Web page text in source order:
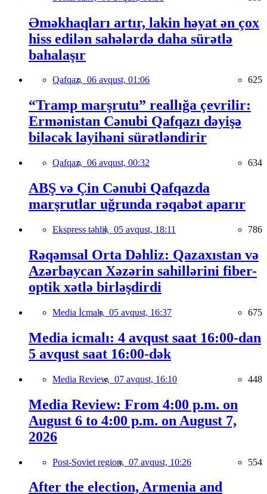
Əməkhaqları artır, lakin həyat ən çox
hiss edilən sahələrdə daha sürətlə
bahalaşır
Qafqaz, 06 avqust, 01:06 625
“Tramp marşrutu” reallığa çevrilir:
Ermənistan Cənubi Qafqazı dəyişə
biləcək layihəni sürətləndirir
Qafqaz, 06 avqust, 00:32 634
ABŞ və Çin Cənubi Qafqazda
marşrutlar uğrunda rəqabət aparır
Ekspress təhlil, 05 avqust, 18:11 786
Rəqəmsal Orta Dəhliz: Qazaxıstan və
Azərbaycan Xəzərin sahillərini fiber-
optik xətlə birləşdirdi
Media İcmalı, 05 avqust, 16:37 675
Media icmalı: 4 avqust saat 16:00-dan
5 avqust saat 16:00-dək
Media Review, 07 avqust, 16:10 448
Media Review: From 4:00 p.m. on
August 6 to 4:00 p.m. on August 7,
2026
Post-Soviet region, 07 avqust, 10:26 554
After the election, Armenia and